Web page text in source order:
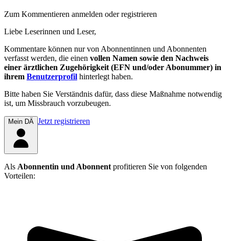
Zum Kommentieren anmelden oder registrieren
Liebe Leserinnen und Leser,
Kommentare können nur von Abonnentinnen und Abonnenten
verfasst werden, die einen vollen Namen sowie den Nachweis
einer ärztlichen Zugehörigkeit (EFN und/oder Abonummer) in
ihrem Benutzerprofil hinterlegt haben.
Bitte haben Sie Verständnis dafür, dass diese Maßnahme notwendig
ist, um Missbrauch vorzubeugen.
Mein DÄ Jetzt registrieren
Als Abonnentin und Abonnent profitieren Sie von folgenden
Vorteilen: